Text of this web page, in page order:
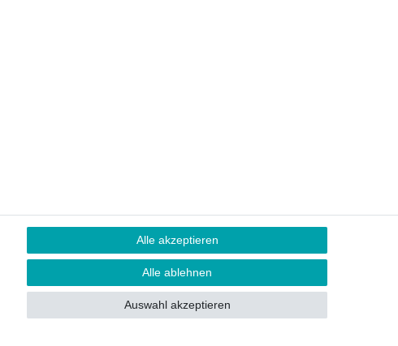
Alle akzeptieren
Alle ablehnen
Auswahl akzeptieren